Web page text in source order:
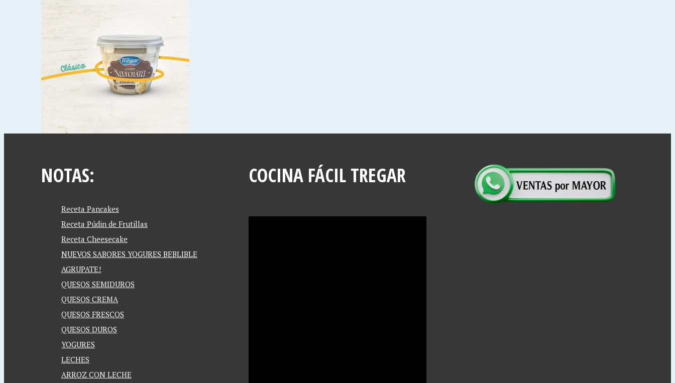
NOTAS:
Receta Pancakes
Receta Púdin de Frutillas
Receta Cheesecake
NUEVOS SABORES YOGURES BEBLIBLE
AGRUPATE!
QUESOS SEMIDUROS
QUESOS CREMA
QUESOS FRESCOS
QUESOS DUROS
YOGURES
LECHES
ARROZ CON LECHE
COCINA FÁCIL TREGAR